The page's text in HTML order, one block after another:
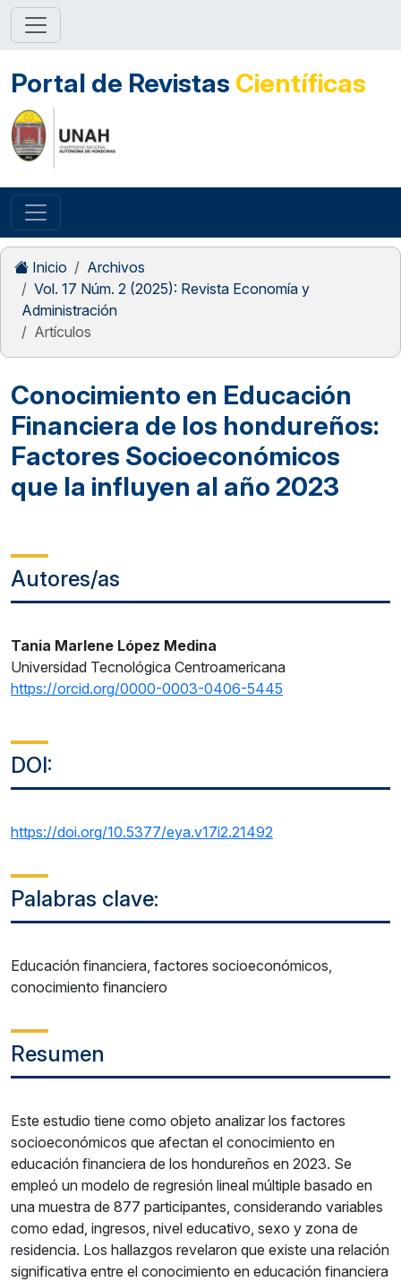
Portal de Revistas Científicas
Inicio
Archivos
Vol. 17 Núm. 2 (2025): Revista Economía y
Administración
Artículos
Conocimiento en Educación
Financiera de los hondureños:
Factores Socioeconómicos
que la influyen al año 2023
Autores/as
Tania Marlene López Medina
Universidad Tecnológica Centroamericana
https://orcid.org/0000-0003-0406-5445
DOI:
https://doi.org/10.5377/eya.v17i2.21492
Palabras clave:
Educación financiera, factores socioeconómicos,
conocimiento financiero
Resumen
Este estudio tiene como objeto analizar los factores
socioeconómicos que afectan el conocimiento en
educación financiera de los hondureños en 2023. Se
empleó un modelo de regresión lineal múltiple basado en
una muestra de 877 participantes, considerando variables
como edad, ingresos, nivel educativo, sexo y zona de
residencia. Los hallazgos revelaron que existe una relación
significativa entre el conocimiento en educación financiera